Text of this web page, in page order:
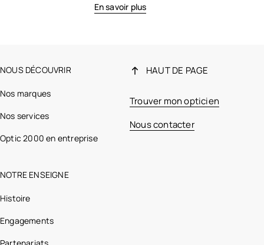
En savoir plus
NOUS DÉCOUVRIR
Nos marques
Nos services
Optic 2000 en entreprise
NOTRE ENSEIGNE
Histoire
Engagements
HAUT DE PAGE
Trouver mon opticien
Nous contacter